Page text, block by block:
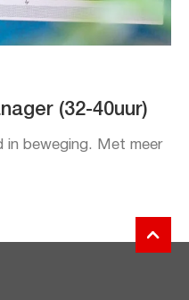
(32-40uur)
in beweging. Met meer